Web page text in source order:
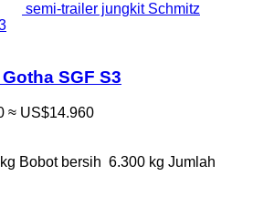
semi-trailer jungkit Schmitz
SGF S3
≈ US$14.960
Bobot bersih 6.300 kg Jumlah